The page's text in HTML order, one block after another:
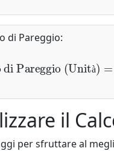
di Pareggio:
à
il
per sfruttare al